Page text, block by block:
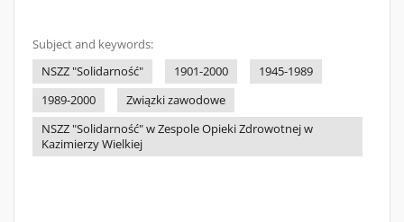
Subject and keywords:
NSZZ "Solidarność"
1901-2000
1945-1989
1989-2000
Związki zawodowe
NSZZ "Solidarność" w Zespole Opieki Zdrowotnej w
Kazimierzy Wielkiej